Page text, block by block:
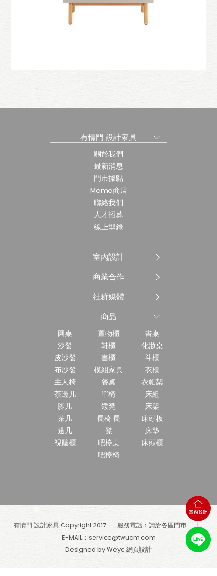
有情門 設計家具
關於我們
最新消息
門市據點
Momo商店
聯絡我們
人才招募
線上型錄
室內設計
商業合作
社群媒體
商品
圓桌
沙發
皮沙發
布沙發
主人椅
茶邊几
腳几
茶几
邊几
視聽櫃
置物櫃
鞋櫃
書櫃
模組家具
餐桌
單椅
矮凳
長椅·長
凳
吧檯桌
吧檯椅
書桌
化妝桌
斗櫃
衣櫃
衣帽架
床組
床架
床頭板
床墊
床頭櫃
有情門 設計家具 Copyright 2017
服務電話：請洽各區門市
E-MAIL： service@twucm.com
Designed by Weya 網頁設計